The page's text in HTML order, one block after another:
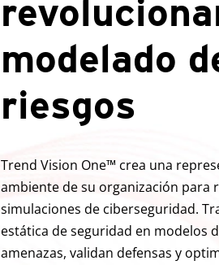
modelado
riesgos
Trend Vision One™ crea una
ambiente de su organización para
simulaciones de ciberseguridad.
estática de seguridad en modelos
amenazas, validan defensas y